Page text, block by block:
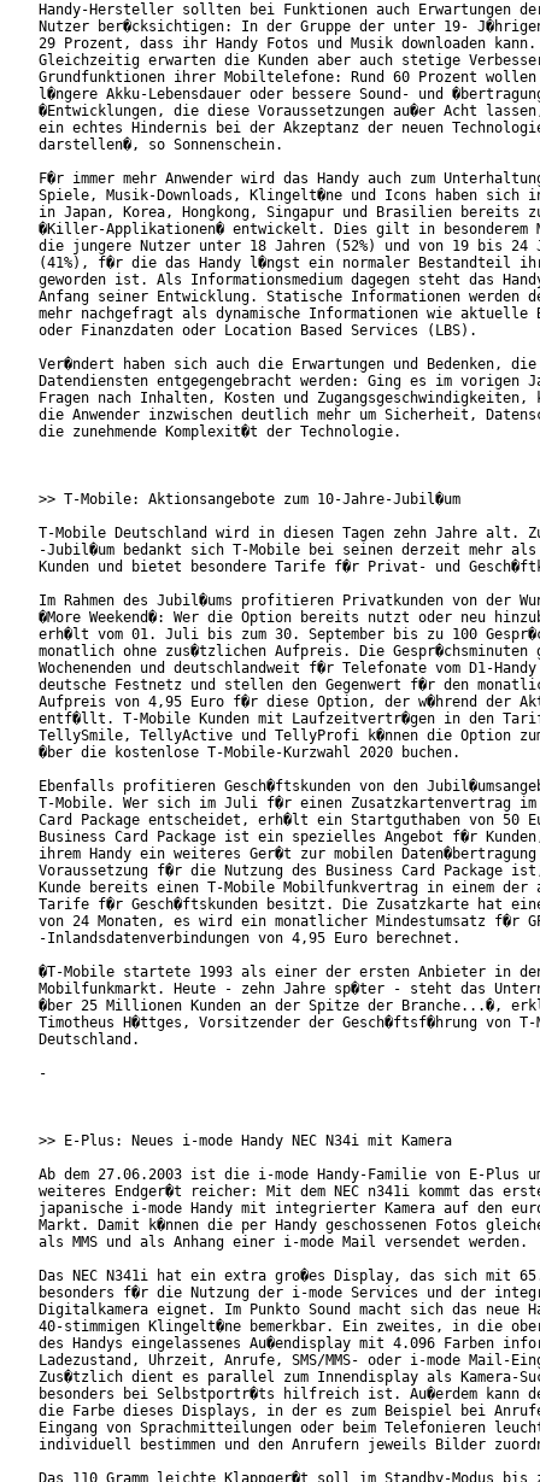
Handy-Hersteller sollten bei Funktionen auch Erwartungen
Nutzer ber�cksichtigen: In der Gruppe der unter 19-
29 Prozent, dass ihr Handy Fotos und Musik downloaden kann.
Gleichzeitig erwarten die Kunden aber auch stetige
Grundfunktionen ihrer Mobiltelefone: Rund 60 Prozent
l�ngere Akku-Lebensdauer oder bessere Sound- und
�Entwicklungen, die diese Voraussetzungen au�er Acht
ein echtes Hindernis bei der Akzeptanz der neuen
darstellen�, so Sonnenschein.
F�r immer mehr Anwender wird das Handy auch zum
Spiele, Musik-Downloads, Klingelt�ne und Icons haben sich
in Japan, Korea, Hongkong, Singapur und Brasilien bereits
�Killer-Applikationen� entwickelt. Dies gilt in besonderem
die jungere Nutzer unter 18 Jahren (52%) und von 19 bis 24
(41%), f�r die das Handy l�ngst ein normaler Bestandteil
geworden ist. Als Informationsmedium dagegen steht das
Anfang seiner Entwicklung. Statische Informationen werden
mehr nachgefragt als dynamische Informationen wie aktuelle
oder Finanzdaten oder Location Based Services (LBS).
Ver�ndert haben sich auch die Erwartungen und Bedenken,
Datendiensten entgegengebracht werden: Ging es im vorigen
Fragen nach Inhalten, Kosten und Zugangsgeschwindigkeiten,
die Anwender inzwischen deutlich mehr um Sicherheit,
die zunehmende Komplexit�t der Technologie.
>> T-Mobile: Aktionsangebote zum 10-Jahre-Jubil�um
T-Mobile Deutschland wird in diesen Tagen zehn Jahre alt.
-Jubil�um bedankt sich T-Mobile bei seinen derzeit mehr
Kunden und bietet besondere Tarife f�r Privat- und
Im Rahmen des Jubil�ums profitieren Privatkunden von der
�More Weekend�: Wer die Option bereits nutzt oder neu
erh�lt vom 01. Juli bis zum 30. September bis zu 100
monatlich ohne zus�tzlichen Aufpreis. Die Gespr�chsminuten
Wochenenden und deutschlandweit f�r Telefonate vom D1-
deutsche Festnetz und stellen den Gegenwert f�r den
Aufpreis von 4,95 Euro f�r diese Option, der w�hrend der
entf�llt. T-Mobile Kunden mit Laufzeitvertr�gen in den
TellySmile, TellyActive und TellyProfi k�nnen die Option
�ber die kostenlose T-Mobile-Kurzwahl 2020 buchen.
Ebenfalls profitieren Gesch�ftskunden von den
T-Mobile. Wer sich im Juli f�r einen Zusatzkartenvertrag im
Card Package entscheidet, erh�lt ein Startguthaben von 50
Business Card Package ist ein spezielles Angebot f�r
ihrem Handy ein weiteres Ger�t zur mobilen Daten�bertragung
Voraussetzung f�r die Nutzung des Business Card Package
Kunde bereits einen T-Mobile Mobilfunkvertrag in einem der
Tarife f�r Gesch�ftskunden besitzt. Die Zusatzkarte hat
von 24 Monaten, es wird ein monatlicher Mindestumsatz f�r
-Inlandsdatenverbindungen von 4,95 Euro berechnet.
�T-Mobile startete 1993 als einer der ersten Anbieter in
Mobilfunkmarkt. Heute - zehn Jahre sp�ter - steht das
�ber 25 Millionen Kunden an der Spitze der Branche...�,
Timotheus H�ttges, Vorsitzender der Gesch�ftsf�hrung von T-
Deutschland.
-
>> E-Plus: Neues i-mode Handy NEC N34i mit Kamera
Ab dem 27.06.2003 ist die i-mode Handy-Familie von E-Plus
weiteres Endger�t reicher: Mit dem NEC n341i kommt das
japanische i-mode Handy mit integrierter Kamera auf den
Markt. Damit k�nnen die per Handy geschossenen Fotos
als MMS und als Anhang einer i-mode Mail versendet werden.
Das NEC N341i hat ein extra gro�es Display, das sich mit
besonders f�r die Nutzung der i-mode Services und der
Digitalkamera eignet. Im Punkto Sound macht sich das neue
40-stimmigen Klingelt�ne bemerkbar. Ein zweites, in die
des Handys eingelassenes Au�endisplay mit 4.096 Farben
Ladezustand, Uhrzeit, Anrufe, SMS/MMS- oder i-mode Mail-
Zus�tzlich dient es parallel zum Innendisplay als Kamera-
besonders bei Selbstportr�ts hilfreich ist. Au�erdem kann
die Farbe dieses Displays, in der es zum Beispiel bei
Eingang von Sprachmitteilungen oder beim Telefonieren
individuell bestimmen und den Anrufern jeweils Bilder
Das 110 Gramm leichte Klappger�t soll im Standby-Modus bis